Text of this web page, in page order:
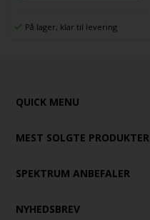
På lager, klar til levering
QUICK MENU
MEST SOLGTE PRODUKTER
SPEKTRUM ANBEFALER
NYHEDSBREV